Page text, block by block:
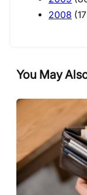
2008
You May